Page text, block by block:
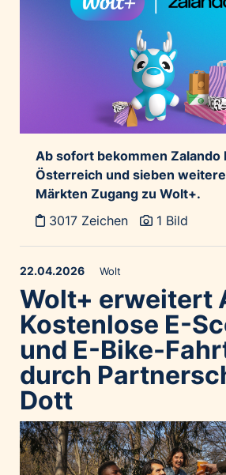
Ab sofort bekommen Zalando
Österreich und sieben
Märkten Zugang zu Wolt+.
3017 Zeichen
1 Bild
22.04.2026 Wolt
Wolt+ erweitert
Kostenlose E-
und E-Bike-
durch
Dott